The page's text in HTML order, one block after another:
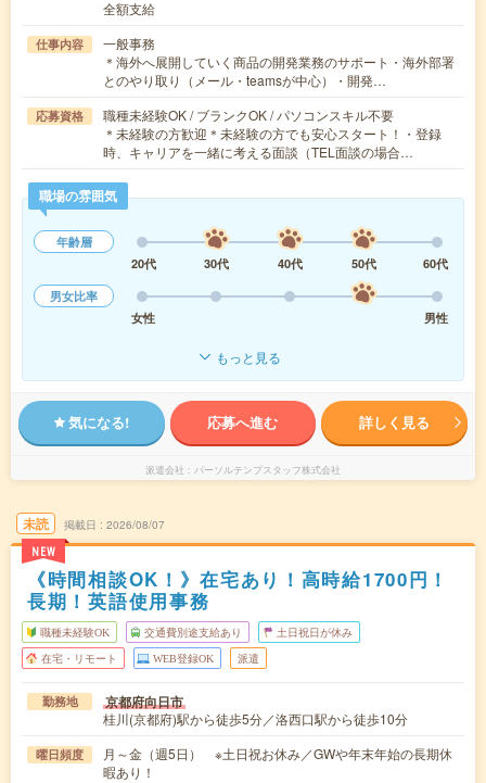
全額支給
仕事内容
一般事務
＊海外へ展開していく商品の開発業務のサポート・海外部署
とのやり取り（メール・teamsが中心）・開発…
応募資格
職種未経験OK / ブランクOK / パソコンスキル不要
＊未経験の方歓迎＊未経験の方でも安心スタート！・登録
時、キャリアを一緒に考える面談（TEL面談の場合…
職場の雰囲気
年齢層
20代
30代 40代 50代
60代
男女比率
女性
男性
もっと見る
気になる! 応募へ進む 詳しく見る
派遣会社 パーソルテンプスタッフ株式会社
未読
NEW
掲載日 2026/08/07
《時間相談OK！》在宅あり！高時給1700円！
長期！英語使用事務
職種未経験OK 交通費別途支給あり 土日祝日が休み
在宅・リモート WEB登録OK 派遣
勤務地 京都府向日市
桂川(京都府)駅から徒歩5分／洛西口駅から徒歩10分
曜日頻度
月～金（週5日） ※土日祝お休み／GWや年末年始の長期休
暇あり！